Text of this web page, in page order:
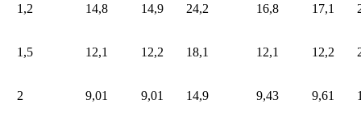
1,2 14,8 14,9 24,2 16,8 17,1
1,5 12,1 12,2 18,1 12,1 12,2
2 9,01 9,01 14,9 9,43 9,61